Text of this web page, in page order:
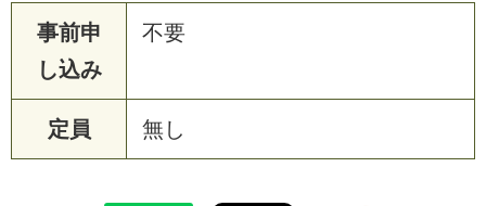
事前申
し込み
不要
定員 無し